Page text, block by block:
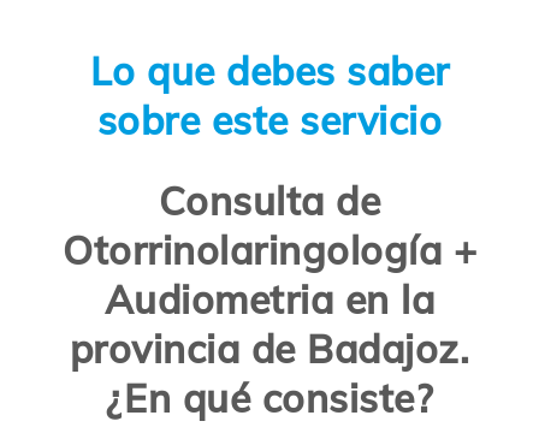
Lo que debes saber
sobre este servicio
Consulta de
Otorrinolaringología +
Audiometria en la
provincia de Badajoz.
¿En qué consiste?